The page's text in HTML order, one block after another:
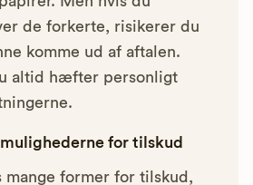
de forkerte, risikerer du
komme ud af aftalen.
altid hæfter personligt
for tilskud
mange former for tilskud,